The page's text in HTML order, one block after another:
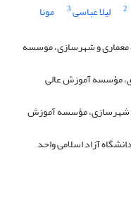
2 لیلا عباسی3 مونا
معماری و شهرسازی، موسسه
مؤسسه آموزش عالی
شهرسازی، مؤسسه آموزش
آزاد اسلامی واحد